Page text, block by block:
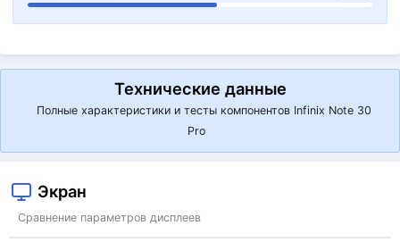
Технические данные
Полные характеристики и тесты компонентов Infinix Note 30
Pro
Экран
Сравнение параметров дисплеев